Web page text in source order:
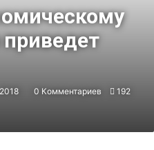
0 Комментариев
192